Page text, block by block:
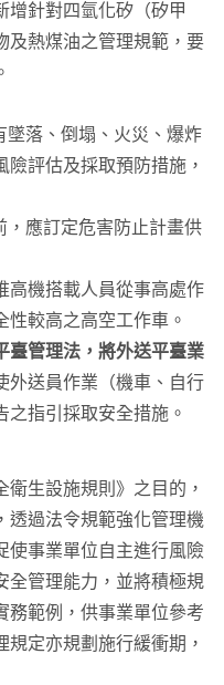
增針對四氫化矽（矽甲
及熱煤油之管理規範，要
墜落、倒塌、火災、爆炸
評估及採取預防措施，
，應訂定危害防止計畫供
高機搭載人員從事高處作
性較高之高空工作車。
臺管理法，將外送平臺業
外送員作業（機車、自行
指引採取安全措施。
生設施規則》之目的，
透過法令規範強化管理機
使事業單位自主進行風險
全管理能力，並將積極規
務範例，供事業單位參考
定亦規劃施行緩衝期，